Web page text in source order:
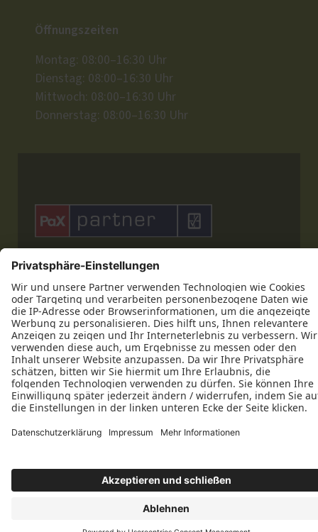
Öffnungszeiten
Montag: 08:00–16:30 Uhr
Dienstag: 08:00–16:30 Uhr
Mittwoch: 08:00–16:30 Uhr
Donnerstag: 08:00–16:30 Uhr
  
   
  
Tischlerei Endrulat GmbH & Co. KG © 2026